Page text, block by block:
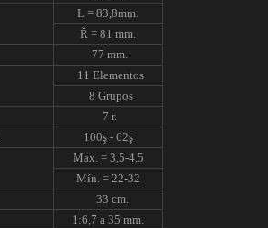
L = 83,8mm.
Ř = 81 mm.
77 mm.
11 Elementos
8 Grupos
7 r.
100ş - 62ş
Max. = 3,5-4,5
Mín. = 22-32
33 cm.
1:6,7 a 35 mm.